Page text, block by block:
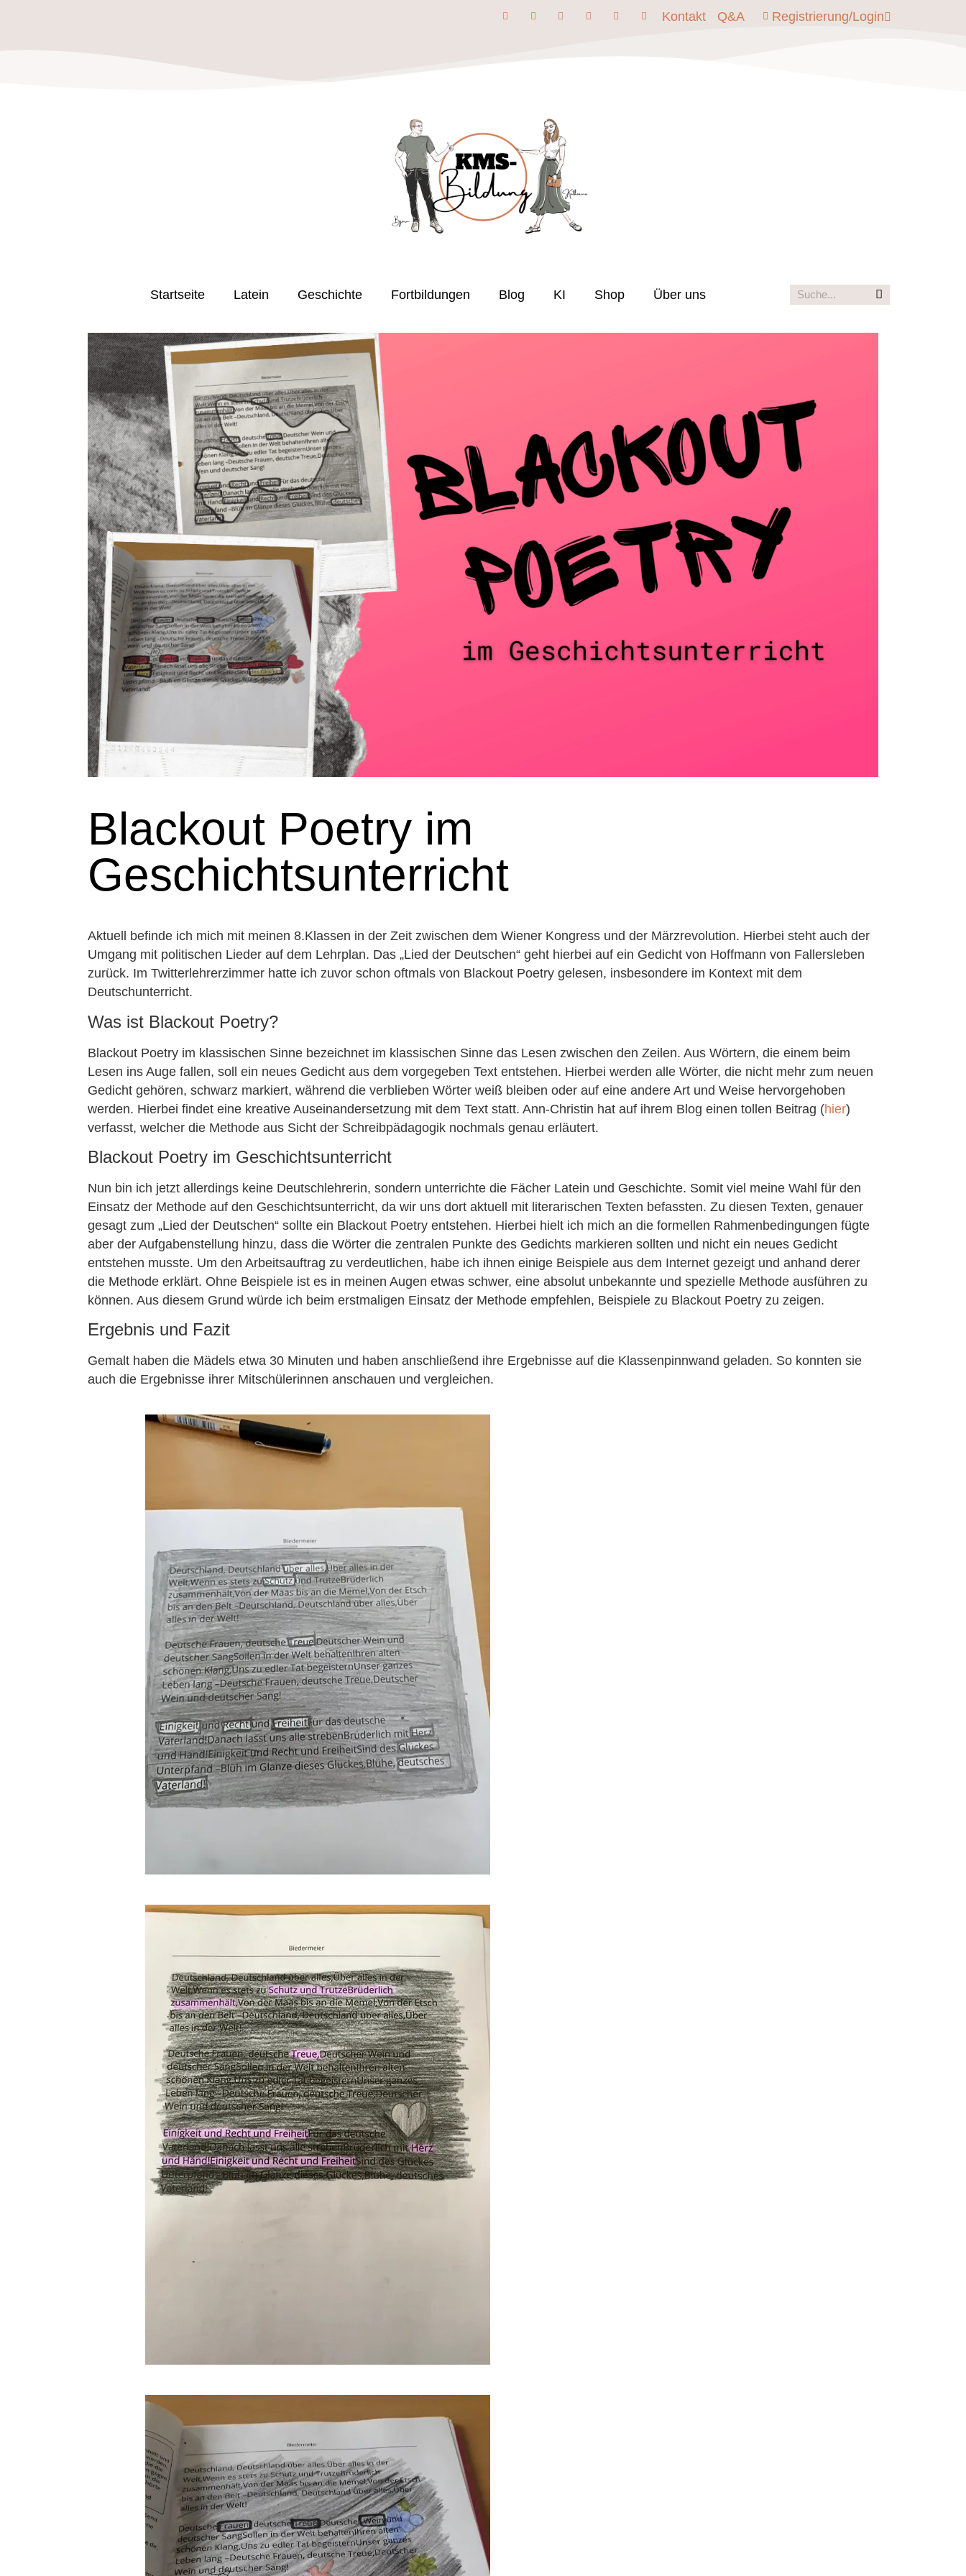
Kontakt Q&A Registrierung/Login
Startseite Latein Geschichte Fortbildungen Blog KI Shop Über uns
Blackout Poetry im
Geschichtsunterricht
Aktuell befinde ich mich mit meinen 8.Klassen in der Zeit zwischen dem Wiener Kongress und der Märzrevolution. Hierbei steht auch der
Umgang mit politischen Lieder auf dem Lehrplan. Das „Lied der Deutschen“ geht hierbei auf ein Gedicht von Hoffmann von Fallersleben
zurück. Im Twitterlehrerzimmer hatte ich zuvor schon oftmals von Blackout Poetry gelesen, insbesondere im Kontext mit dem
Deutschunterricht.
Was ist Blackout Poetry?
Blackout Poetry im klassischen Sinne bezeichnet im klassischen Sinne das Lesen zwischen den Zeilen. Aus Wörtern, die einem beim
Lesen ins Auge fallen, soll ein neues Gedicht aus dem vorgegeben Text entstehen. Hierbei werden alle Wörter, die nicht mehr zum neuen
Gedicht gehören, schwarz markiert, während die verblieben Wörter weiß bleiben oder auf eine andere Art und Weise hervorgehoben
werden. Hierbei findet eine kreative Auseinandersetzung mit dem Text statt. Ann-Christin hat auf ihrem Blog einen tollen Beitrag (hier)
verfasst, welcher die Methode aus Sicht der Schreibpädagogik nochmals genau erläutert.
Blackout Poetry im Geschichtsunterricht
Nun bin ich jetzt allerdings keine Deutschlehrerin, sondern unterrichte die Fächer Latein und Geschichte. Somit viel meine Wahl für den
Einsatz der Methode auf den Geschichtsunterricht, da wir uns dort aktuell mit literarischen Texten befassten. Zu diesen Texten, genauer
gesagt zum „Lied der Deutschen“ sollte ein Blackout Poetry entstehen. Hierbei hielt ich mich an die formellen Rahmenbedingungen fügte
aber der Aufgabenstellung hinzu, dass die Wörter die zentralen Punkte des Gedichts markieren sollten und nicht ein neues Gedicht
entstehen musste. Um den Arbeitsauftrag zu verdeutlichen, habe ich ihnen einige Beispiele aus dem Internet gezeigt und anhand derer
die Methode erklärt. Ohne Beispiele ist es in meinen Augen etwas schwer, eine absolut unbekannte und spezielle Methode ausführen zu
können. Aus diesem Grund würde ich beim erstmaligen Einsatz der Methode empfehlen, Beispiele zu Blackout Poetry zu zeigen.
Ergebnis und Fazit
Gemalt haben die Mädels etwa 30 Minuten und haben anschließend ihre Ergebnisse auf die Klassenpinnwand geladen. So konnten sie
auch die Ergebnisse ihrer Mitschülerinnen anschauen und vergleichen.